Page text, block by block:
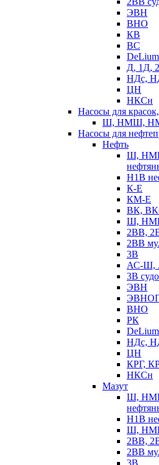
ЭВН
ВНО
КВ
ВС
Д, 1Д,
НДс,
ЦН
НКСн
Насосы для
Ш, НМШ,
Насосы для
Нефть
Ш,
Н1В
К-Е
КМ-Е
ВК,
Ш,
2ВВ,
2ВВ
3В
АС-Ш,
3В
ЭВН
ВНО
РК
НДс,
ЦН
КРГ,
НКСн
Мазут
Ш,
Н1В
Ш,
2ВВ,
2ВВ
3В